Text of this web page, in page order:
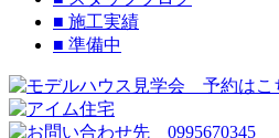
■ 施工実績
■ 準備中